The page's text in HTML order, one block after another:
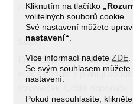
Kliknutím na tlačítko
volitelných souborů cookie.
Své nastavení můžete
nastavení“
Více informací najdeteZDE
Se svým souhlasem
nastavení.
Pokud nesouhlasíte,
Petr 05.11.24
Super
Krásně zpracovaná
Moc se mi libí a plánuji